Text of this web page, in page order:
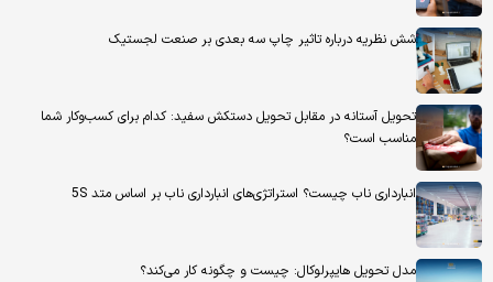
شش نظریه درباره تاثیر چاپ سه بعدی بر صنعت لجستیک
تحویل آستانه در مقابل تحویل دستکش سفید: کدام برای کسب‌وکار شما
مناسب است؟
انبارداری ناب چیست؟ استراتژی‌های انبارداری ناب بر اساس متد 5S
مدل تحویل هایپرلوکال: چیست و چگونه کار می‌کند؟